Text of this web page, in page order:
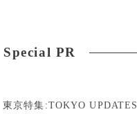
Special PR
東京特集:TOKYO UPDATES